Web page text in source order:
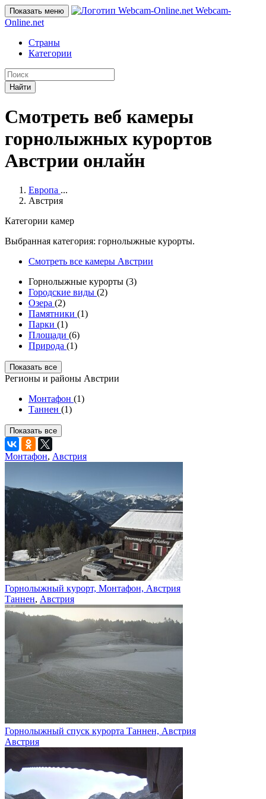
Показать меню
Webcam-
Online.net
Страны
Категории
Найти
Смотреть веб камеры
горнолыжных курортов
Австрии онлайн
Европа ...
Австрия
Категории камер
Выбранная категория: горнолыжные курорты.
Смотреть все камеры Австрии
Горнолыжные курорты (3)
Городские виды (2)
Озера (2)
Памятники (1)
Парки (1)
Площади (6)
Природа (1)
Показать все
Регионы и районы Австрии
Монтафон (1)
Таннен (1)
Показать все
Монтафон, Австрия
Горнолыжный курорт, Монтафон, Австрия
Таннен, Австрия
Горнолыжный спуск курорта Таннен, Австрия
Австрия